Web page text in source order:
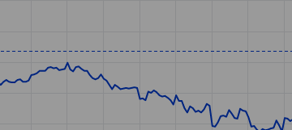
from 4.36 to 6.09.